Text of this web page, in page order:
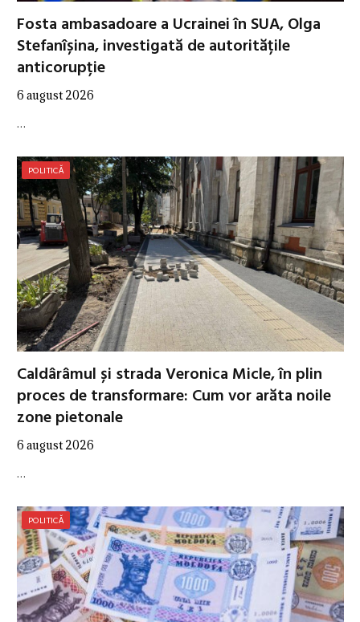
Fosta ambasadoare a Ucrainei în SUA, Olga
Stefanîșina, investigată de autoritățile
anticorupție
6 august 2026
…
POLITICĂ
Caldârâmul și strada Veronica Micle, în plin
proces de transformare: Cum vor arăta noile
zone pietonale
6 august 2026
…
POLITICĂ